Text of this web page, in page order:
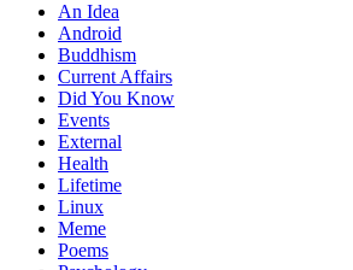
An Idea
Android
Buddhism
Current Affairs
Did You Know
Events
External
Health
Lifetime
Linux
Meme
Poems